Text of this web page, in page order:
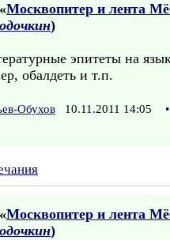
Москвопитер и лента
)
эпитеты на
обалдеть и т.п.
Обухов 10.11.2011 14:05 •
Москвопитер и лента
)